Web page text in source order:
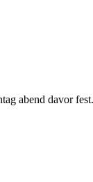
abend davor